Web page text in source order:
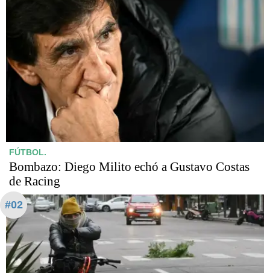
FÚTBOL.
Bombazo: Diego Milito echó a Gustavo Costas
de Racing
#02